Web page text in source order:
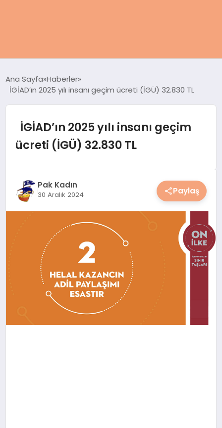
SAĞLIK
MAGAZIN
YAŞAM
HESAPLAMALAR
Ana Sayfa Haberler
İGİAD’ın 2025 yılı insanı geçim ücreti (İGÜ) 32.830 TL
İGİAD’ın 2025 yılı insanı geçim
ücreti (İGÜ) 32.830 TL
Pak Kadın
30 Aralık 2024 Paylaş